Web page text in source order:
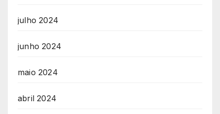
julho 2024
junho 2024
maio 2024
abril 2024